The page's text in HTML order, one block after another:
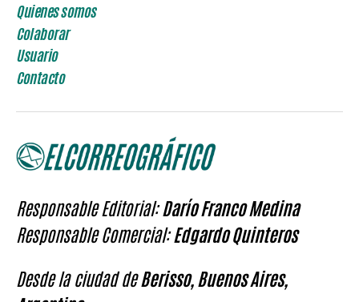
Quienes somos
Colaborar
Usuario
Contacto
Responsable Editorial:Darío Franco Medina
Responsable Comercial:Edgardo Quinteros
Desde la ciudad deBerisso, Buenos Aires,